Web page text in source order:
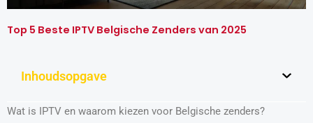
Top 5 Beste IPTV Belgische Zenders van 2025
Inhoudsopgave
Wat is IPTV en waarom kiezen voor Belgische zenders?